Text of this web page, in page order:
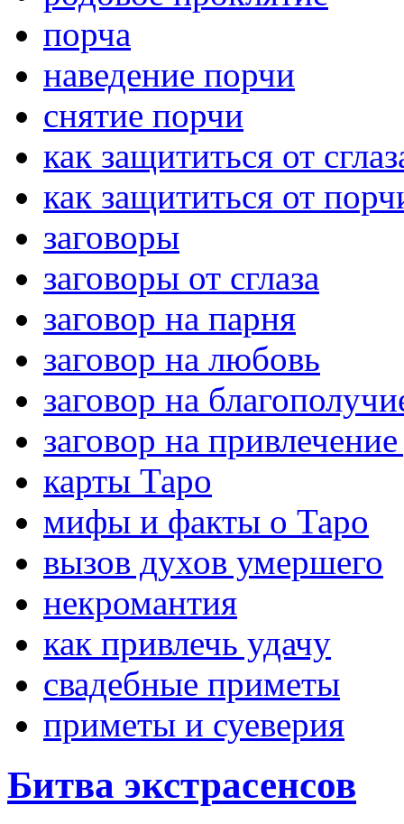
порча
наведение порчи
снятие порчи
как защититься от
как защититься от
заговоры
заговоры от сглаза
заговор на парня
заговор на любовь
заговор на
заговор на
карты Таро
мифы и факты о Таро
вызов духов умершего
некромантия
как привлечь удачу
свадебные приметы
приметы и суеверия
Битва экстрасенсов